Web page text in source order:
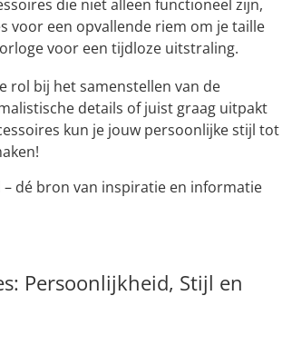
die niet alleen functioneel zijn,
voor een opvallende riem om je taille
voor een tijdloze uitstraling.
rol bij het samenstellen van de
details of juist graag uitpakt
kun je jouw persoonlijke stijl tot
dé bron van inspiratie en informatie
Persoonlijkheid, Stijl en